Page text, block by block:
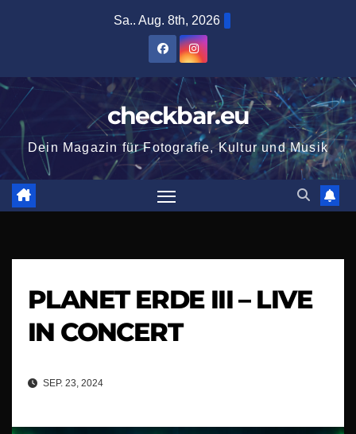
Sa.. Aug. 8th, 2026
checkbar.eu
Dein Magazin für Fotografie, Kultur und Musik
PLANET ERDE III – LIVE
IN CONCERT
SEP. 23, 2024